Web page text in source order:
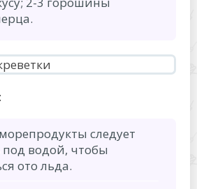
следует
водой, чтобы
ото льда.